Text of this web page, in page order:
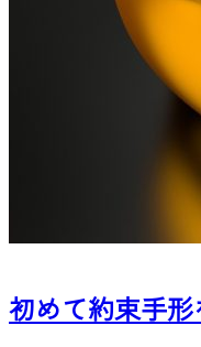
初めて約束手